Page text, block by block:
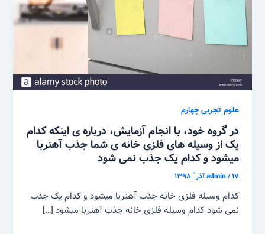
علوم تجربی چهارم
در گروه خود، با انجام آزمایش، درباره ی اینکه کدام
یک از وسیله های فلزی خانه ی شما جذب آهنربا
میشود و کدام یک جذب نمی شود
admin/۱۷ آذر ّ ۱۳۹۸
کدام وسیله فلزی خانه جذب آهنربا میشود و کدام یک جذب
نمی شود کدام وسیله فلزی خانه جذب آهنربا میشود […]